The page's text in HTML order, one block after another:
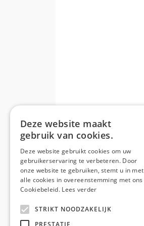
Deze website maakt
gebruik van cookies.
Deze website gebruikt cookies om uw
gebruikerservaring te verbeteren. Door
onze website te gebruiken, stemt u in met
alle cookies in overeenstemming met ons
Cookiebeleid. Lees verder
STRIKT NOODZAKELIJK
PRESTATIE